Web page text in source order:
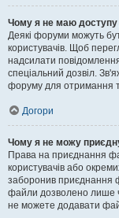
Чому я не маю
Деякі форуми можуть
користувачів. Щоб
надсилати
спеціальний дозвіл.
форуму для отримання
Догори
Чому я не можу
Права на приєднання
користувачів або
заборонив приєднання
файли дозволено лише
не можете додавати